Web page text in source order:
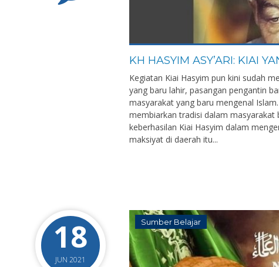
KH HASYIM ASY’ARI: KIAI
Kegiatan Kiai Hasyim pun kini sudah
yang baru lahir, pasangan pengantin
masyarakat yang baru mengenal
membiarkan tradisi dalam masyarakat
keberhasilan Kiai Hasyim dalam
maksiyat di daerah itu...
18
JUN 2021
Sumber Belajar